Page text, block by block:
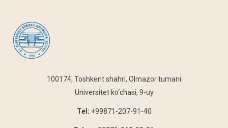
100174, Toshkent shahri, Olmazor tumani
Universitet ko‘chasi, 9-uy
Tel: +99871-207-91-40